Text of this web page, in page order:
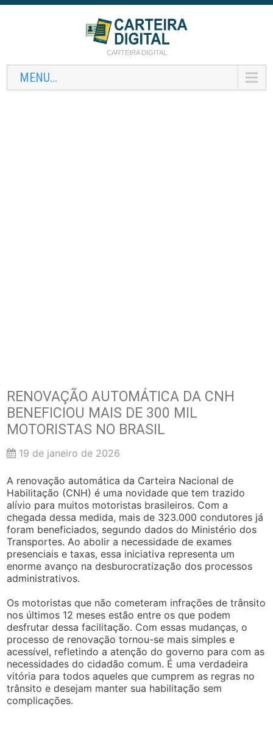
CARTEIRA DIGITAL
MENU...
RENOVAÇÃO AUTOMÁTICA DA CNH
BENEFICIOU MAIS DE 300 MIL
MOTORISTAS NO BRASIL
19 de janeiro de 2026
A renovação automática da Carteira Nacional de
Habilitação (CNH) é uma novidade que tem trazido
alívio para muitos motoristas brasileiros. Com a
chegada dessa medida, mais de 323.000 condutores já
foram beneficiados, segundo dados do Ministério dos
Transportes. Ao abolir a necessidade de exames
presenciais e taxas, essa iniciativa representa um
enorme avanço na desburocratização dos processos
administrativos.
Os motoristas que não cometeram infrações de trânsito
nos últimos 12 meses estão entre os que podem
desfrutar dessa facilitação. Com essas mudanças, o
processo de renovação tornou-se mais simples e
acessível, refletindo a atenção do governo para com as
necessidades do cidadão comum. É uma verdadeira
vitória para todos aqueles que cumprem as regras no
trânsito e desejam manter sua habilitação sem
complicações.